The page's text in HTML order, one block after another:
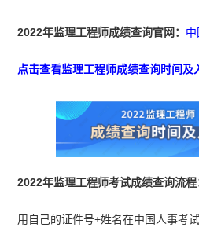
【近3年监理工程师《建设
关法规》真题汇总（2023-
工程师《建设工程合同管理
【监理工程师《建设
建筑工程）真题汇总（2023-
师《建设工程监理案例分析
2022年监理工程师成绩查询官网：
点击查看监理工程师成绩查询时间及
2022年监理工程师考试成绩查询流程
用自己的证件号+姓名在中国人事考